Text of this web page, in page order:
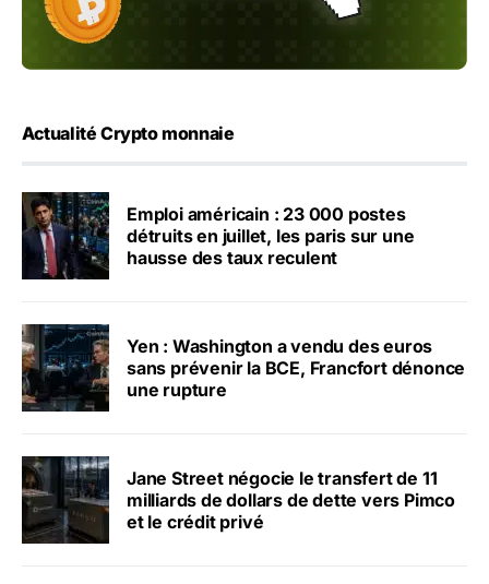
Actualité Crypto monnaie
Emploi américain : 23 000 postes
détruits en juillet, les paris sur une
hausse des taux reculent
Yen : Washington a vendu des euros
sans prévenir la BCE, Francfort dénonce
une rupture
Jane Street négocie le transfert de 11
milliards de dollars de dette vers Pimco
et le crédit privé